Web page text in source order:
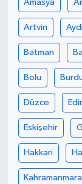
Amasya
Artvin
Batman
Bolu
Düzce
Eskişehir
Hakkari